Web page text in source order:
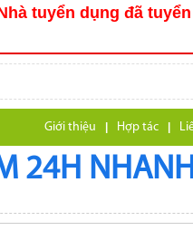
tuyển dụng đã
Giới thiệu Hợp tác
24H